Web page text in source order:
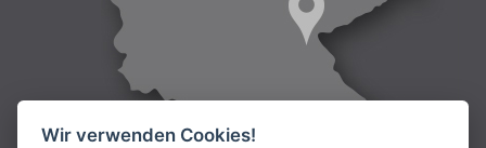
Wir verwenden Cookies!